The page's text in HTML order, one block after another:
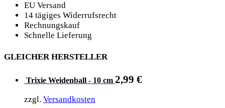
EU Versand
14 tägiges Widerrufsrecht
Rechnungskauf
Schnelle Lieferung
GLEICHER HERSTELLER
Trixie Weidenball - 10 cm 2,99 €
zzgl. Versandkosten